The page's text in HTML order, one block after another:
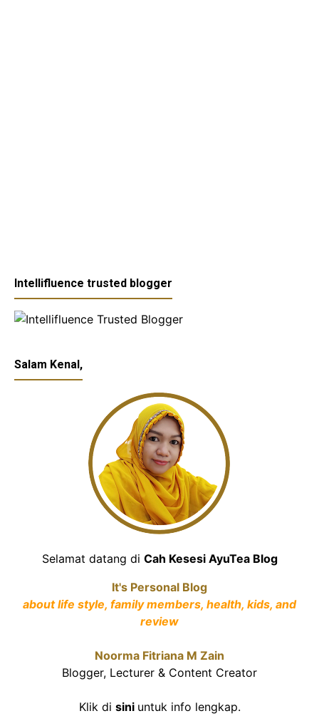
Intellifluence trusted blogger
Salam Kenal,
Selamat datang di Cah Kesesi AyuTea Blog
It's Personal Blog
about life style, family members, health, kids, and
review
Noorma Fitriana M Zain
Blogger, Lecturer & Content Creator
Klik di sini untuk info lengkap.